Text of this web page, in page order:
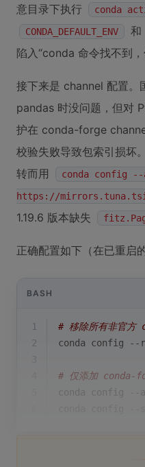
意目录下执行
conda
CONDA_DEFAULT_ENV 和
陷入“conda 命令找不到
接下来是 channel 配置。
pandas 时没问题，但对
护在 conda-forge
校验失败导致包索引损坏
转而用
conda config --
https://
1.19.6 版本缺失
正确配置如下（在已重启
BASH
1
# 移除所有非官方
2
conda config --
# 仅添加 conda-
conda config --